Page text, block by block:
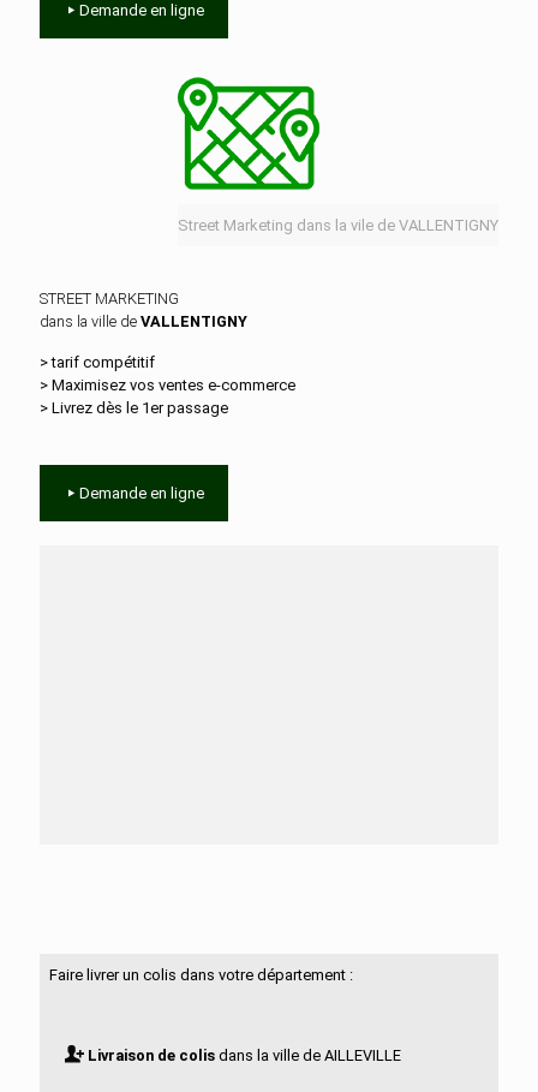
Demande en ligne
Street Marketing dans la vile de VALLENTIGNY
STREET MARKETING
dans la ville de VALLENTIGNY
> tarif compétitif
> Maximisez vos ventes e‑commerce
> Livrez dès le 1er passage
Demande en ligne
Faire livrer un colis dans votre département :
Livraison de colisdans la ville de AILLEVILLE